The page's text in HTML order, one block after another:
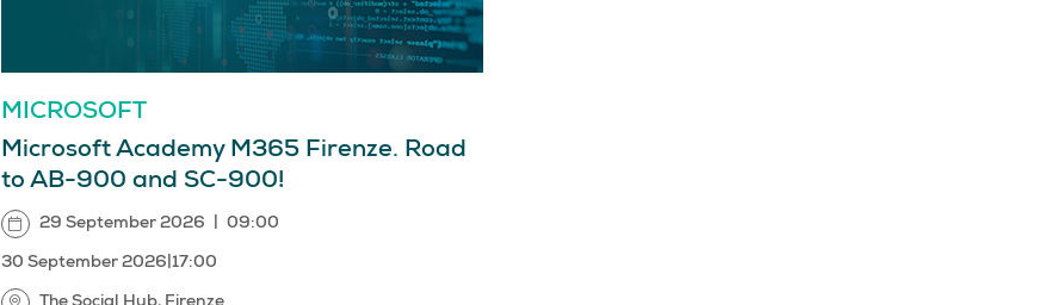
MICROSOFT
Microsoft Academy M365 Firenze. Road
to AB-900 and SC-900!
29 September 2026 09:00
30 September 2026 17:00